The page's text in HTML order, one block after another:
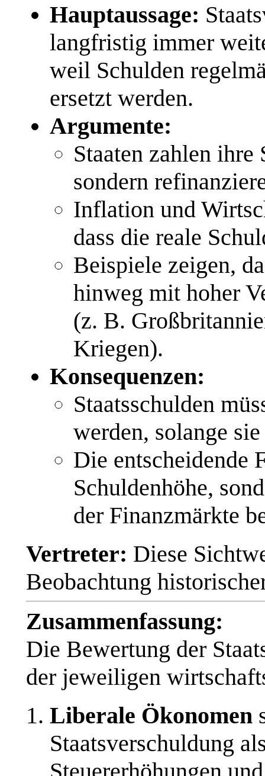
Hauptaussage:
langfristig immer
weil Schulden
ersetzt werden.
Argumente:
Staaten zahlen
sondern
Inflation und
dass die reale
Beispiele zeigen,
hinweg mit hoher
(z. B.
Kriegen).
Konsequenzen:
Staatsschulden
werden, solange
Die entscheidende
Schuldenhöhe,
der Finanzmärkte
Vertreter: Diese
Beobachtung
Zusammenfassung:
Die Bewertung der
der jeweiligen
Liberale Ökonomen
Staatsverschuldung